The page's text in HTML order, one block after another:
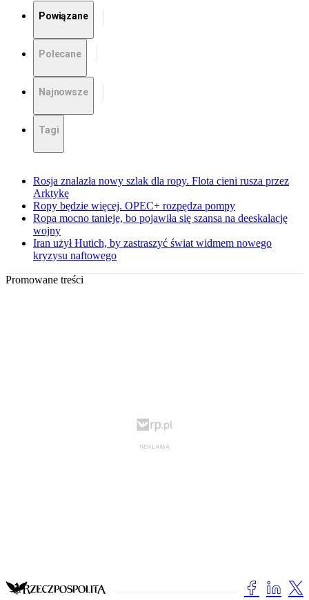
Powiązane
Polecane
Najnowsze
Tagi
Rosja znalazła nowy szlak dla ropy. Flota cieni rusza przez
Arktykę
Ropy będzie więcej. OPEC+ rozpędza pompy
Ropa mocno tanieje, bo pojawiła się szansa na deeskalację
wojny
Iran użył Hutich, by zastraszyć świat widmem nowego
kryzysu naftowego
Promowane treści